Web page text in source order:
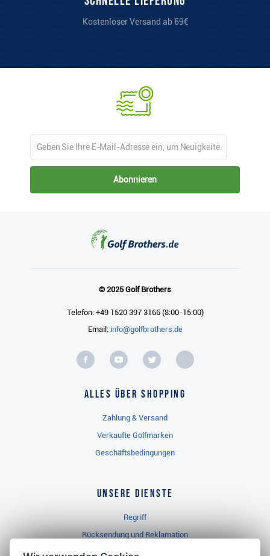
Kostenloser Versand ab 69€
Abonnieren
© 2025 Golf Brothers
Telefon: +49 1520 397 3166 (8:00-15:00)
Email: info@golfbrothers.de
Alles über Shopping
Zahlung & Versand
Verkaufte Golfmarken
Geschäftsbedingungen
Unsere Dienste
Regriff
Rücksendung und Reklamation
Widerrufsbelehrung